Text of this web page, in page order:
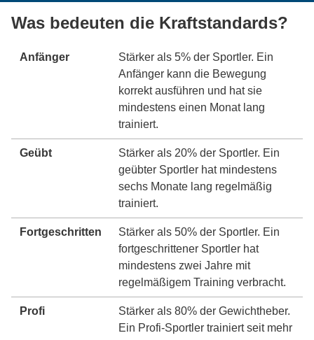
Was bedeuten die Kraftstandards?
Anfänger
Stärker als 5% der Sportler. Ein
Anfänger kann die Bewegung
korrekt ausführen und hat sie
mindestens einen Monat lang
trainiert.
Geübt
Stärker als 20% der Sportler. Ein
geübter Sportler hat mindestens
sechs Monate lang regelmäßig
trainiert.
Fortgeschritten
Stärker als 50% der Sportler. Ein
fortgeschrittener Sportler hat
mindestens zwei Jahre mit
regelmäßigem Training verbracht.
Profi
Stärker als 80% der Gewichtheber.
Ein Profi-Sportler trainiert seit mehr